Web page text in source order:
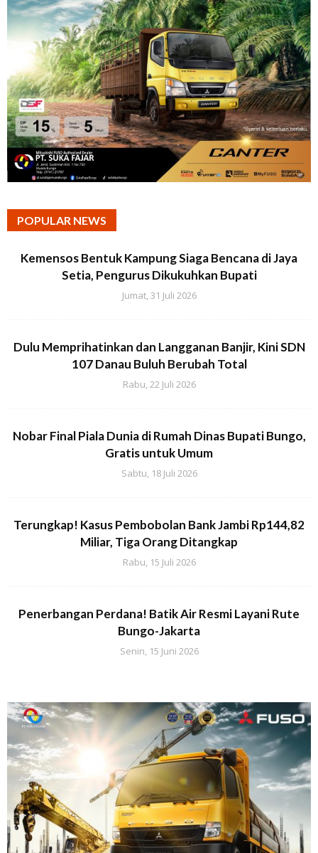
POPULAR NEWS
Kemensos Bentuk Kampung Siaga Bencana di Jaya
Setia, Pengurus Dikukuhkan Bupati
Jumat, 31 Juli 2026
Dulu Memprihatinkan dan Langganan Banjir, Kini SDN
107 Danau Buluh Berubah Total
Rabu, 22 Juli 2026
Nobar Final Piala Dunia di Rumah Dinas Bupati Bungo,
Gratis untuk Umum
Sabtu, 18 Juli 2026
Terungkap! Kasus Pembobolan Bank Jambi Rp144,82
Miliar, Tiga Orang Ditangkap
Rabu, 15 Juli 2026
Penerbangan Perdana! Batik Air Resmi Layani Rute
Bungo-Jakarta
Senin, 15 Juni 2026